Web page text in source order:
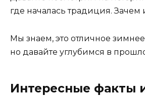
где началась традиция. Зачем
Мы знаем, это отличное
но давайте углубимся в
Интересные факты